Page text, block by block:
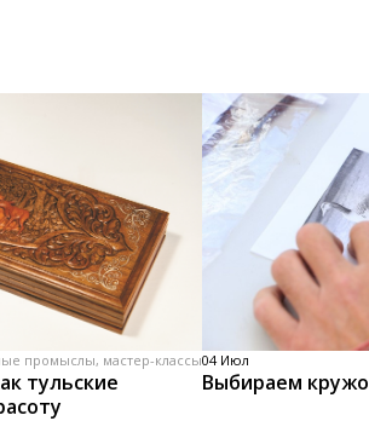
промыслы, мастер-классы
тульские
04 Июл
Выбираем